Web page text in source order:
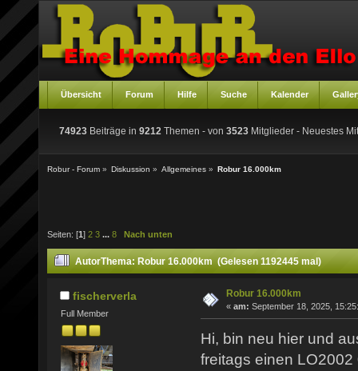
Übersicht Forum Hilfe Suche Kalender
74923 Beiträge in 9212 Themen - von 3523 Mitglieder - Neuestes
Robur - Forum » Diskussion » Allgemeines » Robur 16.000km
Seiten: [1 ] 2 3 ... 8 Nach unten
AutorThema: Robur 16.000km (Gelesen 1192445 mal)
fischerverla
Full Member
Robur 16.000km
« am: September 18, 2025,
Hi, bin neu hier und
freitags einen